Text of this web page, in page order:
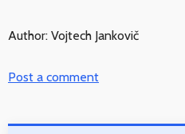
Author: Vojtech Jankovič
Post a comment